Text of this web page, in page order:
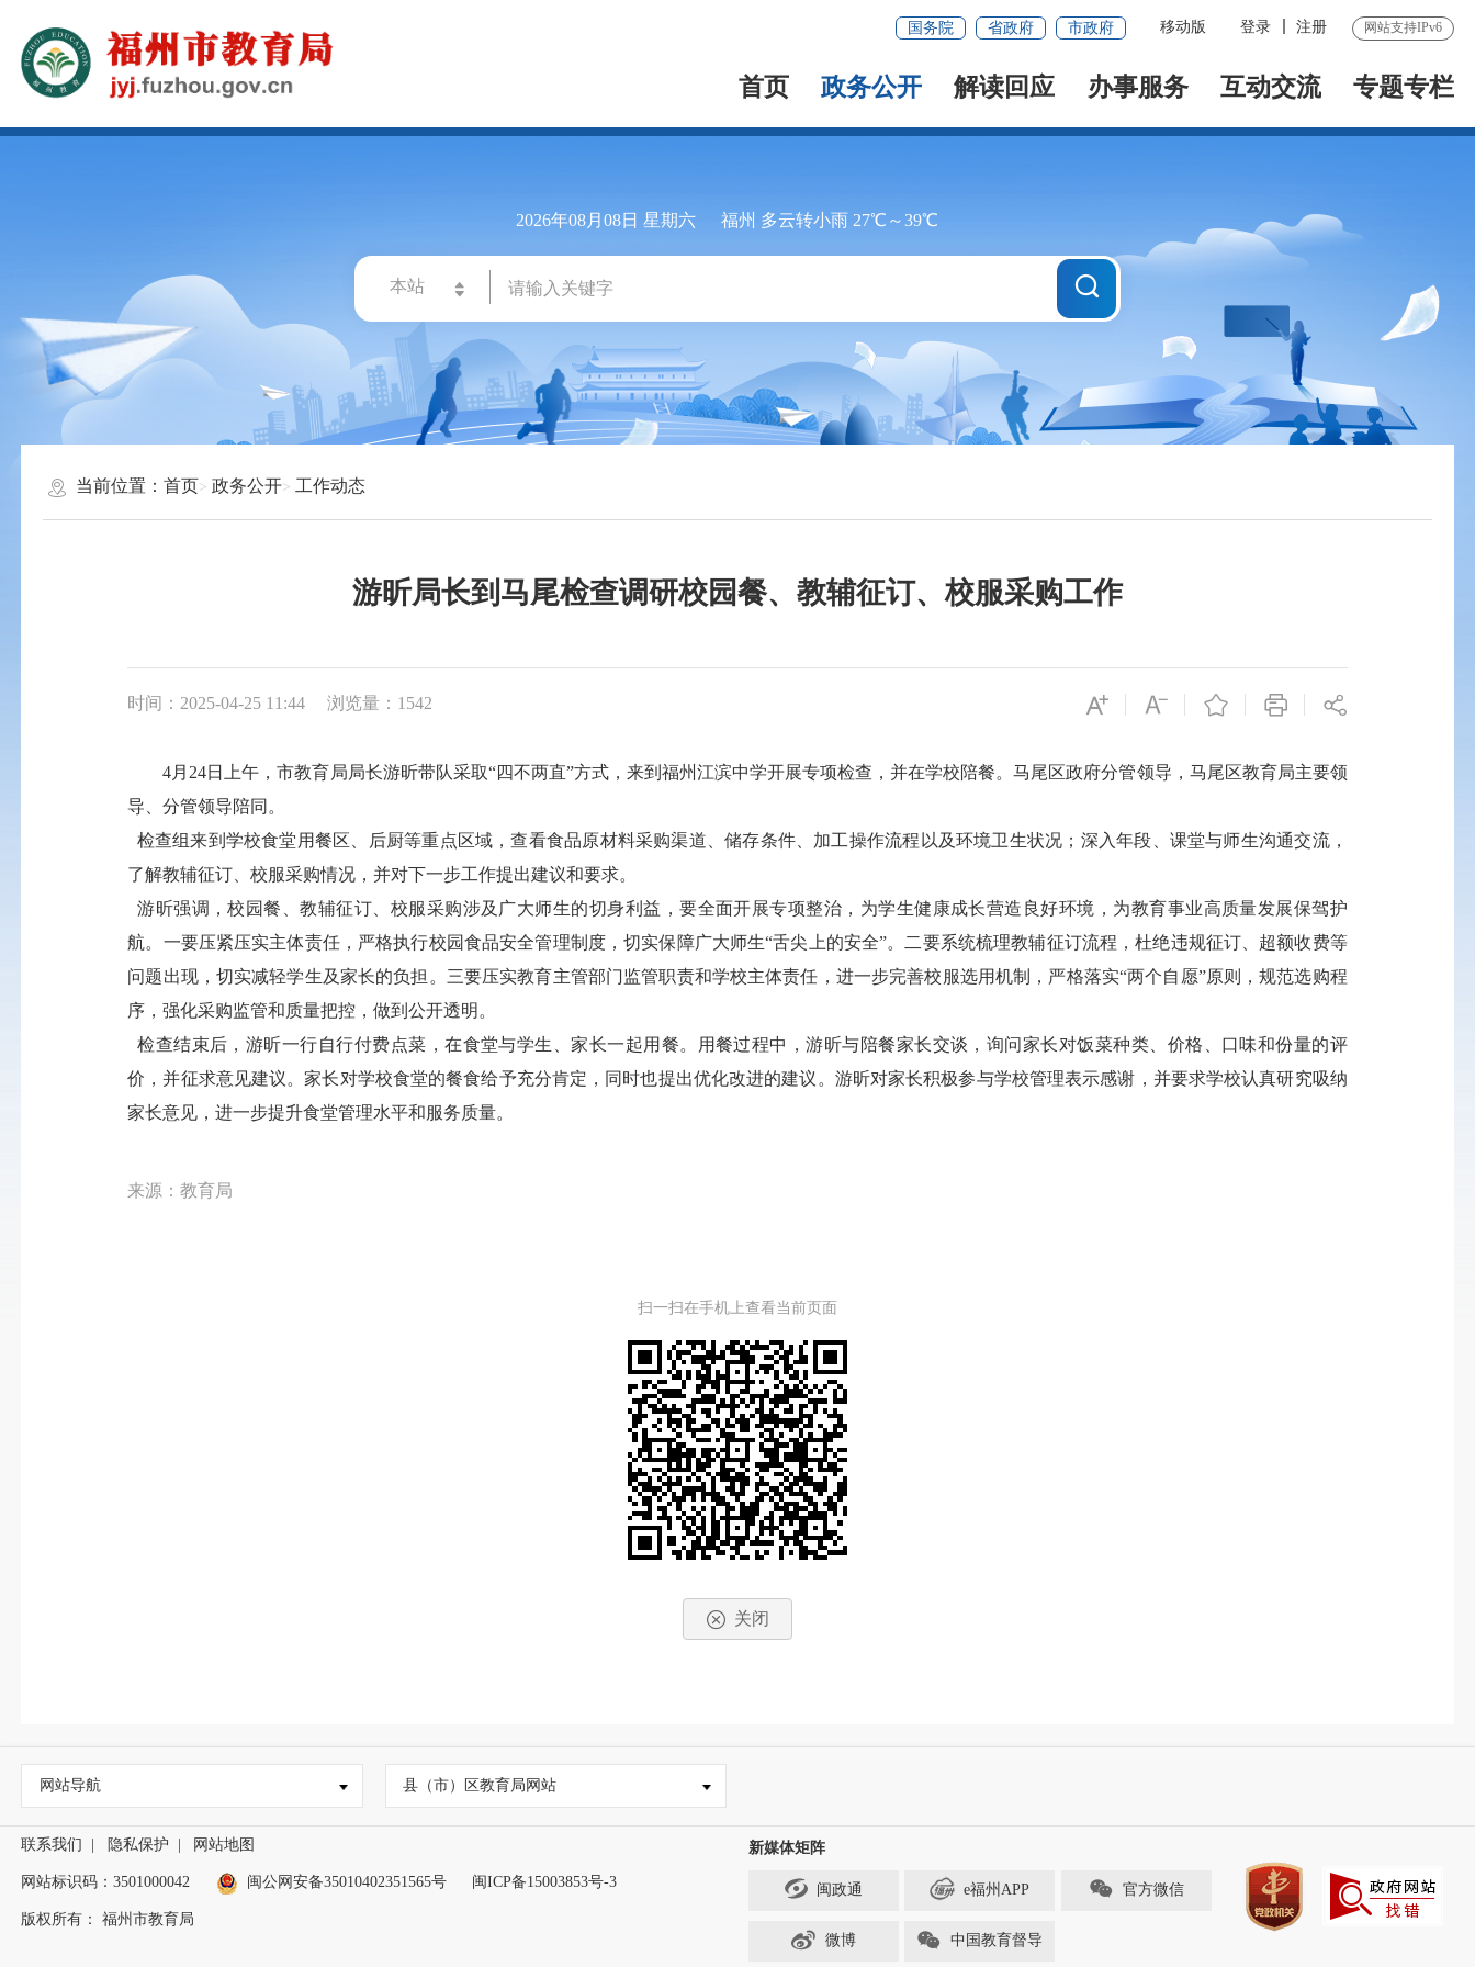
国务院 省政府 市政府 移动版 登录 注册 网站支持IPv6
首页 政务公开 解读回应 办事服务 互动交流 专题专栏
2026年08月08日 星期六 福州 多云转小雨 27℃～39℃
当前位置：首页 政务公开 工作动态
游昕局长到马尾检查调研校园餐、教辅征订、校服采购工作
时间：2025-04-25 11:44 浏览量：1542
4月24日上午，市教育局局长游昕带队采取“四不两直”方式，来到福州江滨中学开展专项检查，并在学校陪餐。马尾区政府分管领导，马尾区教育局主要领
导、分管领导陪同。
检查组来到学校食堂用餐区、后厨等重点区域，查看食品原材料采购渠道、储存条件、加工操作流程以及环境卫生状况；深入年段、课堂与师生沟通交流，
了解教辅征订、校服采购情况，并对下一步工作提出建议和要求。
游昕强调，校园餐、教辅征订、校服采购涉及广大师生的切身利益，要全面开展专项整治，为学生健康成长营造良好环境，为教育事业高质量发展保驾护
航。一要压紧压实主体责任，严格执行校园食品安全管理制度，切实保障广大师生“舌尖上的安全”。二要系统梳理教辅征订流程，杜绝违规征订、超额收费等
问题出现，切实减轻学生及家长的负担。三要压实教育主管部门监管职责和学校主体责任，进一步完善校服选用机制，严格落实“两个自愿”原则，规范选购程
序，强化采购监管和质量把控，做到公开透明。
检查结束后，游昕一行自行付费点菜，在食堂与学生、家长一起用餐。用餐过程中，游昕与陪餐家长交谈，询问家长对饭菜种类、价格、口味和份量的评
价，并征求意见建议。家长对学校食堂的餐食给予充分肯定，同时也提出优化改进的建议。游昕对家长积极参与学校管理表示感谢，并要求学校认真研究吸纳
家长意见，进一步提升食堂管理水平和服务质量。
来源：教育局
扫一扫在手机上查看当前页面
关闭
网站导航 县（市）区教育局网站
联系我们 | 隐私保护 | 网站地图
网站标识码：3501000042 闽公网安备35010402351565号 闽ICP备15003853号-3
版权所有： 福州市教育局
新媒体矩阵
闽政通 e福州APP 官方微信
微博 中国教育督导